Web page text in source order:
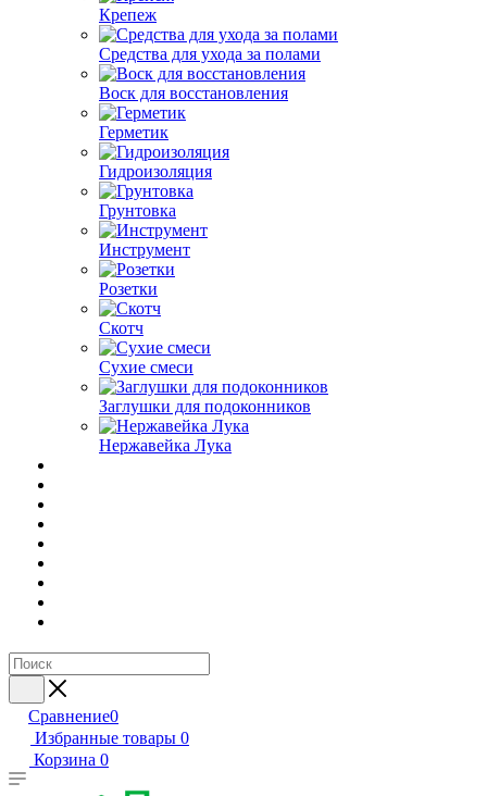
Крепеж
Средства для ухода за полами
Воск для восстановления
Герметик
Гидроизоляция
Грунтовка
Инструмент
Розетки
Скотч
Сухие смеси
Заглушки для подоконников
Нержавейка Лука
Сравнение0
Избранные товары 0
Корзина 0